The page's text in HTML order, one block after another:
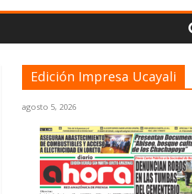
Edición Impresa Ucayali
agosto 5, 2026